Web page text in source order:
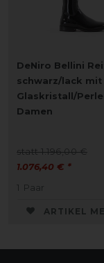
DeNiro Bellini
schwarz/lack mit
Glaskristall/
Damen
statt 1.196,00 €
1.076,40 € *
1 Paar
ARTIKEL